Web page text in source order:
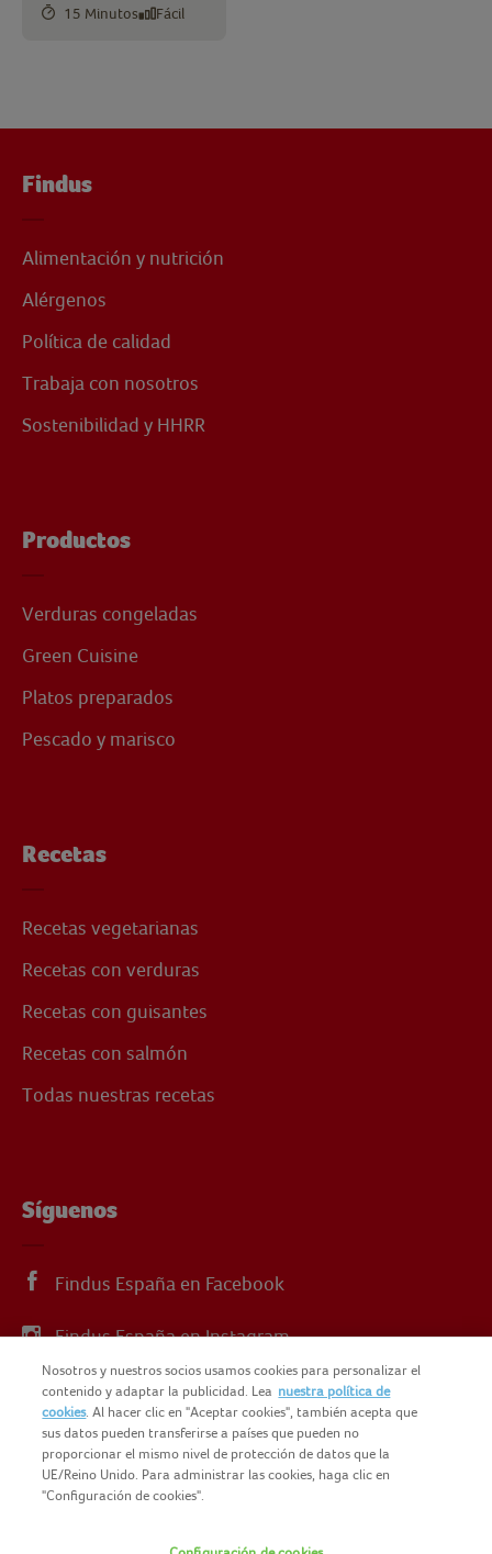
15 Minutos Fácil
Findus
Alimentación y nutrición
Alérgenos
Política de calidad
Trabaja con nosotros
Sostenibilidad y HHRR
Productos
Verduras congeladas
Green Cuisine
Platos preparados
Pescado y marisco
Recetas
Recetas vegetarianas
Recetas con verduras
Recetas con guisantes
Recetas con salmón
Todas nuestras recetas
Síguenos
Findus España en Facebook
Findus España en Instagram
Findus España en X
Nosotros y nuestros socios usamos cookies para personalizar el
contenido y adaptar la publicidad. Lea nuestra política de
cookies. Al hacer clic en "Aceptar cookies", también acepta que
sus datos pueden transferirse a países que pueden no
proporcionar el mismo nivel de protección de datos que la
UE/Reino Unido. Para administrar las cookies, haga clic en
"Configuración de cookies".